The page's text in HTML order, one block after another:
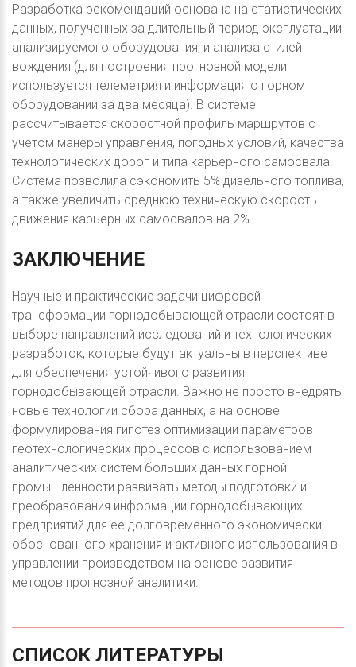
Разработка рекомендаций основана на статистических
данных, полученных за длительный период эксплуатации
анализируемого оборудования, и анализа стилей
вождения (для построения прогнозной модели
используется телеметрия и информация о горном
оборудовании за два месяца). В системе
рассчитывается скоростной профиль маршрутов с
учетом манеры управления, погодных условий, качества
технологических дорог и типа карьерного самосвала.
Система позволила сэкономить 5% дизельного топлива,
а также увеличить среднюю техническую скорость
движения карьерных самосвалов на 2%.
ЗАКЛЮЧЕНИЕ
Научные и практические задачи цифровой
трансформации горнодобывающей отрасли состоят в
выборе направлений исследований и технологических
разработок, которые будут актуальны в перспективе
для обеспечения устойчивого развития
горнодобывающей отрасли. Важно не просто внедрять
новые технологии сбора данных, а на основе
формулирования гипотез оптимизации параметров
геотехнологических процессов с использованием
аналитических систем больших данных горной
промышленности развивать методы подготовки и
преобразования информации горнодобывающих
предприятий для ее долговременного экономически
обоснованного хранения и активного использования в
управлении производством на основе развития
методов прогнозной аналитики.
СПИСОК ЛИТЕРАТУРЫ